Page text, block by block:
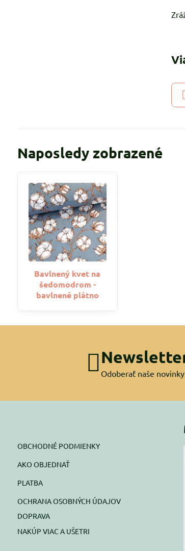
Naposledy zobrazené
Bavlnený kvet na
šedomodrom -
bavlnené plátno
Odoberať naše
OBCHODNÉ PODMIENKY
AKO OBJEDNAŤ
PLATBA
OCHRANA OSOBNÝCH ÚDAJOV
DOPRAVA
NAKÚP VIAC A UŠETRI